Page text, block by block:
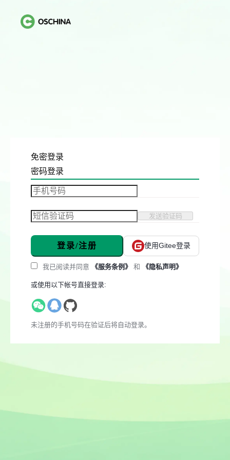
免密登录
密码登录
发送验证码
登录/注册 使用Gitee登录
我已阅读并同意 《服务条例》 和 《隐私声明》
或使用以下帐号直接登录:
未注册的手机号码在验证后将自动登录。